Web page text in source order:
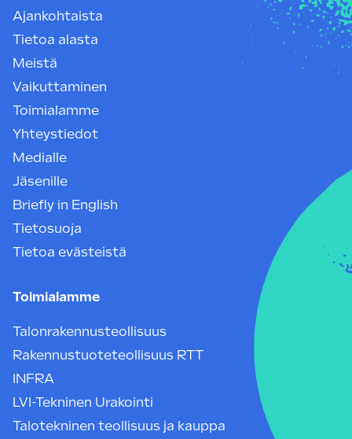
Ajankohtaista
Tietoa alasta
Meistä
Vaikuttaminen
Toimialamme
Yhteystiedot
Medialle
Jäsenille
Briefly in English
Tietosuoja
Tietoa evästeistä
Toimialamme
Talonrakennusteollisuus
Rakennustuoteteollisuus RTT
INFRA
LVI-Tekninen Urakointi
Talotekninen teollisuus ja kauppa